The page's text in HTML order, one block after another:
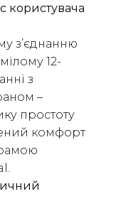
користувача
з’єднанню
12-
з
–
простоту
комфорт